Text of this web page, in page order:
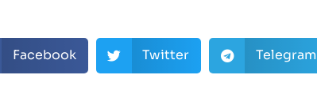
Facebook Twitter Telegram